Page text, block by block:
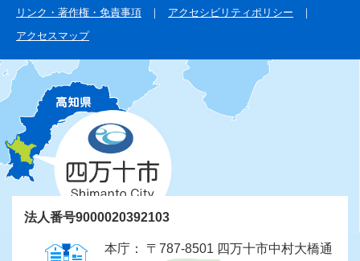
リンク・著作権・免責事項
アクセシビリティポリシー
アクセスマップ
法人番号9000020392103
本庁： 〒787-8501 四万十市中村大橋通